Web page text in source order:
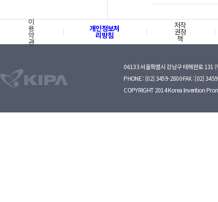
이
용
약
관
개인정보처
리방침
저작
권정
책
06133 서울특별시 강남구 테헤란로 131 (
PHONE : [02] 3459-2800·FAX : [02]
COPYRIGHT 2014 Korea Invention